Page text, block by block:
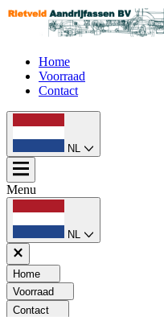
Home
Voorraad
Contact
NL
Menu
NL
Home
Voorraad
Contact